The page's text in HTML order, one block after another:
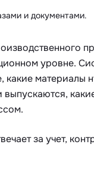
и документами.
уровне.
какие материалы
выпускаются,
за учет,